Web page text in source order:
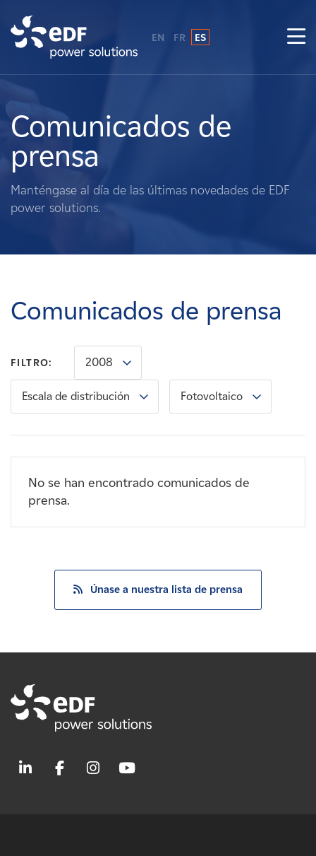
Sobre nosotros
Qué hacemos
Terratenientes
Carreras
Noticias
Contacte con
EN FR ES
Comunicados de
prensa
Manténgase al día de las últimas novedades de EDF
power solutions.
Comunicados de prensa
FILTRO: 2008
Escala de distribución Fotovoltaico
No se han encontrado comunicados de
prensa.
Únase a nuestra lista de prensa